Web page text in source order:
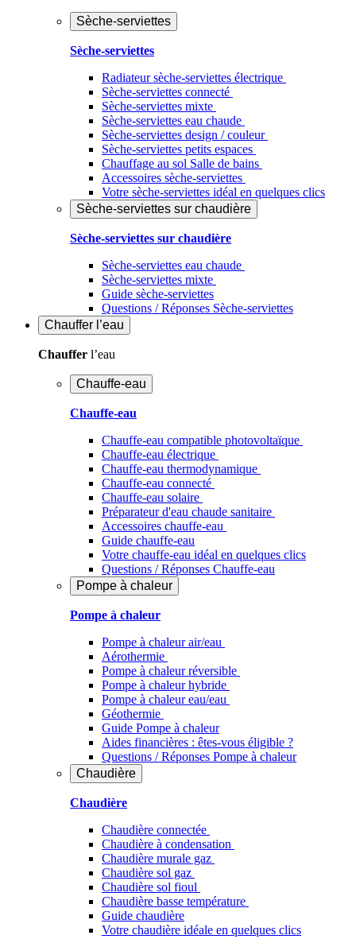
Sèche-serviettes
Sèche-serviettes
Radiateur sèche-serviettes électrique
Sèche-serviettes connecté
Sèche-serviettes mixte
Sèche-serviettes eau chaude
Sèche-serviettes design / couleur
Sèche-serviettes petits espaces
Chauffage au sol Salle de bains
Accessoires sèche-serviettes
Votre sèche-serviettes idéal en quelques clics
Sèche-serviettes sur chaudière
Sèche-serviettes sur chaudière
Sèche-serviettes eau chaude
Sèche-serviettes mixte
Guide sèche-serviettes
Questions / Réponses Sèche-serviettes
Chauffer l’eau
Chauffer l’eau
Chauffe-eau
Chauffe-eau
Chauffe-eau compatible photovoltaïque
Chauffe-eau électrique
Chauffe-eau thermodynamique
Chauffe-eau connecté
Chauffe-eau solaire
Préparateur d'eau chaude sanitaire
Accessoires chauffe-eau
Guide chauffe-eau
Votre chauffe-eau idéal en quelques clics
Questions / Réponses Chauffe-eau
Pompe à chaleur
Pompe à chaleur
Pompe à chaleur air/eau
Aérothermie
Pompe à chaleur réversible
Pompe à chaleur hybride
Pompe à chaleur​ eau/eau
Géothermie
Guide Pompe à chaleur
Aides financières : êtes-vous éligible ?
Questions / Réponses Pompe à chaleur
Chaudière
Chaudière
Chaudière connectée
Chaudière à condensation
Chaudière murale gaz
Chaudière sol gaz
Chaudière sol fioul
Chaudière basse température
Guide chaudière
Votre chaudière idéale en quelques clics